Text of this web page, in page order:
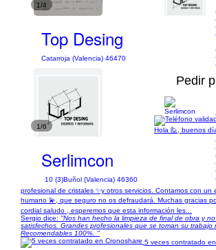
1/4
Top Desing
Catarroja (Valencia) 46470
1/6
Pedir
Serlimcon
10 (3)Buñol (Valencia) 46360
Hola 🙋, buenos
profesional de cristales ✨y otros servicios. Contamos con un
humano 💫, que seguro no os defraudará. Muchas gracias
cordial saludo , esperemos que esta información les...
Sergio dice: "Nos han hecho la limpieza de final de obra y
satisfechos. Grandes profesionales que se toman su trabajo
Recomendables 100%. "
5 veces contratado